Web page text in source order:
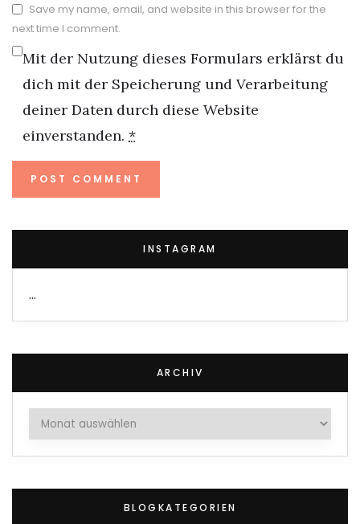
Save my name, email, and website in this browser for the
next time I comment.
Mit der Nutzung dieses Formulars erklärst du
dich mit der Speicherung und Verarbeitung
deiner Daten durch diese Website
einverstanden. *
INSTAGRAM
…
ARCHIV
Archiv
BLOGKATEGORIEN